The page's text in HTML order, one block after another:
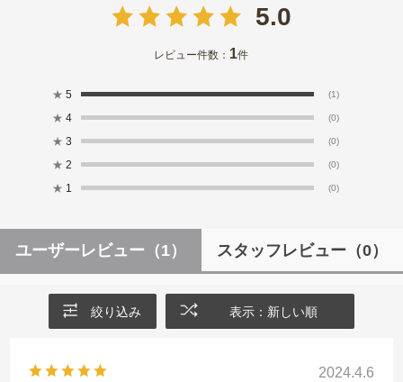
5.0
レビュー件数： 1件
★ 5 (1)
★ 4 (0)
★ 3 (0)
★ 2 (0)
★ 1 (0)
ユーザーレビュー （1） スタッフレビュー （0）
絞り込み 表示：新しい順
2024.4.6